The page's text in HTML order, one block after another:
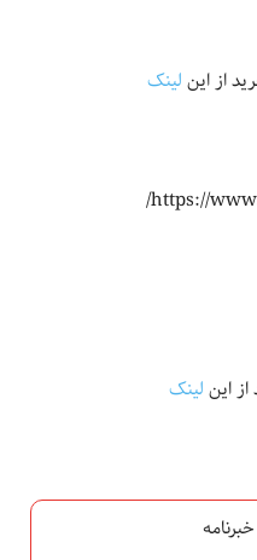
لینک
https://
لینک